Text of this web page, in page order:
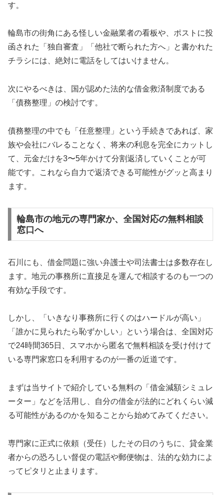
す。
輪島市の街角にある怪しい金融業者の看板や、ポストに投
函された「独自審査」「他社で断られた方へ」と書かれた
チラシには、絶対に電話をしてはいけません。
次にやるべきは、国が認めた法的な借金救済制度である
「債務整理」の検討です。
債務整理の中でも「任意整理」という手続きであれば、家
族や会社にバレることなく、将来の利息を完全にカットし
て、元金だけを3〜5年かけて分割返済していくことが可
能です。これなら自力で返済できる可能性がグッと高まり
ます。
輪島市の地元の専門家か、全国対応の無料相談
窓口へ
石川にも、借金問題に強い弁護士や司法書士は多数存在し
ます。地元の事務所に直接足を運んで相談するのも一つの
有効な手段です。
しかし、「いきなり事務所に行くのはハードルが高い」
「誰かに見られたら恥ずかしい」という場合は、全国対応
で24時間365日、スマホから匿名で無料相談を受け付けて
いる専門家窓口を利用するのが一番の近道です。
まずは当サイトで紹介している無料の「借金減額シミュレ
ーター」などを活用し、自分の借金が法的にどれくらい減
る可能性があるのかを知ることから始めてみてください。
専門家に正式に依頼（受任）したその日のうちに、貸金業
者からの恐ろしい督促の電話や郵便物は、法的な効力によ
ってピタリと止まります。